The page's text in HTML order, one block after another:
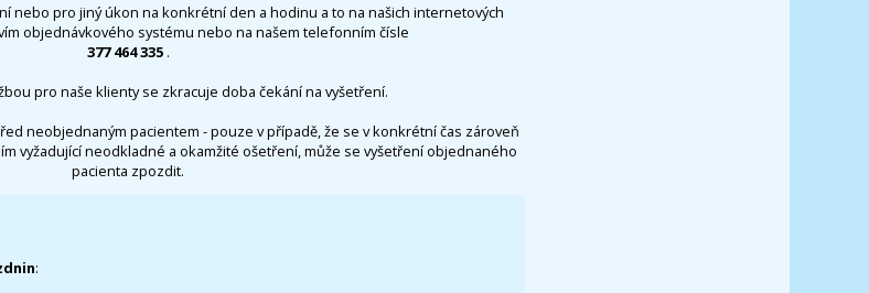
nebo pro jiný úkon na konkrétní den a hodinu a to na našich internetových
objednávkového systému nebo na našem telefonním čísle
377 464 335 .
pro naše klienty se zkracuje doba čekání na vyšetření.
neobjednaným pacientem - pouze v případě, že se v konkrétní čas zároveň
vyžadující neodkladné a okamžité ošetření, může se vyšetření objednaného
pacienta zpozdit.
: